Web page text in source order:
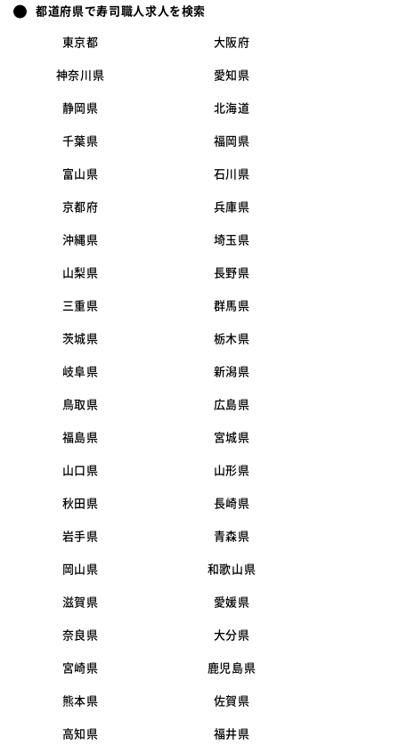
都道府県で寿司職人求人を検索
東京都 大阪府
神奈川県 愛知県
静岡県 北海道
千葉県 福岡県
富山県 石川県
京都府 兵庫県
沖縄県 埼玉県
山梨県 長野県
三重県 群馬県
茨城県 栃木県
岐阜県 新潟県
鳥取県 広島県
福島県 宮城県
山口県 山形県
秋田県 長崎県
岩手県 青森県
岡山県 和歌山県
滋賀県 愛媛県
奈良県 大分県
宮崎県 鹿児島県
熊本県 佐賀県
高知県 福井県